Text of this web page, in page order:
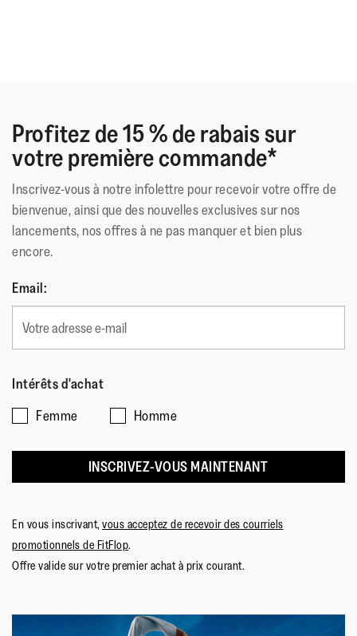
Profitez de 15 % de rabais sur
votre première commande*
Inscrivez-vous à notre infolettre pour recevoir votre offre de
bienvenue, ainsi que des nouvelles exclusives sur nos
lancements, nos offres à ne pas manquer et bien plus
encore.
Email:
Intérêts d'achat
Femme
Homme
INSCRIVEZ-VOUS MAINTENANT
En vous inscrivant, vous acceptez de recevoir des courriels
promotionnels de FitFlop.
Offre valide sur votre premier achat à prix courant.